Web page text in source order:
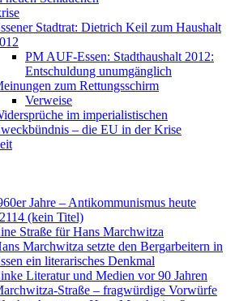
Stadtrat: Dietrich Keil zum Haushalt
PM AUF-Essen: Stadthaushalt 2012:
Entschuldung unumgänglich
zum Rettungsschirm
Verweise
im imperialistischen
– die EU in der Krise
Jahre – Antikommunismus heute
(kein Titel)
Straße für Hans Marchwitza
Marchwitza setzte den Bergarbeitern in
ein literarisches Denkmal
Literatur und Medien vor 90 Jahren
Straße – fragwürdige Vorwürfe